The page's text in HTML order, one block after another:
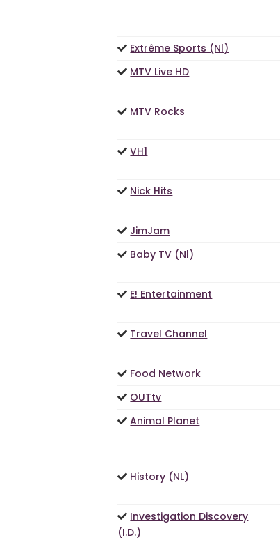
Extrême Sports (Nl)
MTV Live HD
MTV Rocks
VH1
Nick Hits
JimJam
Baby TV (Nl)
E! Entertainment
Travel Channel
Food Network
OUTtv
Animal Planet
History (NL)
Investigation Discovery
(I.D.)